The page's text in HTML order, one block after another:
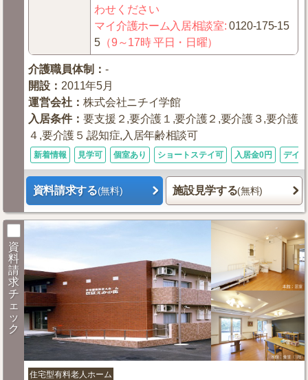
わせください
マイ介護ホーム入居相談室:0120-175-15
5 （9～17時 平日・日曜）
介護職員体制 ：-
開設 ： 2011年5月
運営会社 ：株式会社ニチイ学館
入居条件：要支援２,要介護１,要介護２,要介護３,要介護
４,要介護５,認知症,入居年齢相談可
新着情報 見学可 個室あり ショートステイ可 入居金0円 デイ
資料請求する(無料) 施設見学する(無料)
資
料
請
求
チ
ェ
ッ
ク
住宅型有料老人ホーム